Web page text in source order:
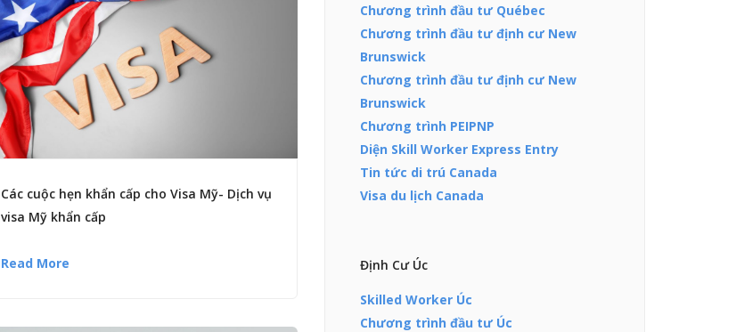
Các cuộc hẹn khẩn cấp cho Visa Mỹ- Dịch vụ
visa Mỹ khẩn cấp
Read More
Chương trình đầu tư Québec
Chương trình đầu tư định cư New
Brunswick
Chương trình đầu tư định cư New
Brunswick
Chương trình PEIPNP
Diện Skill Worker Express Entry
Tin tức di trú Canada
Visa du lịch Canada
Định Cư Úc
Skilled Worker Úc
Chương trình đầu tư Úc